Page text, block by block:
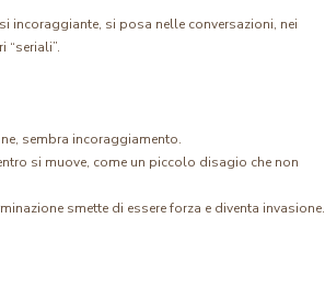
incoraggiante, si posa nelle conversazioni, nei
“seriali”.
sembra incoraggiamento.
si muove, come un piccolo disagio che non
smette di essere forza e diventa invasione.